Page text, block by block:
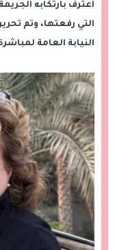
اعترف بارتكابه
التي رفعتها، وتم
النيابة العامة